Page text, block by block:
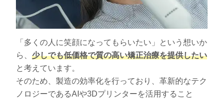
「多くの人に笑顔になってもらいたい」という想いか
ら、 少しでも低価格で質の高い矯正治療を提供したい
と考えています。
そのため、製造の効率化を行っており、革新的なテク
ノロジーであるAIや3Dプリンターを活用すること